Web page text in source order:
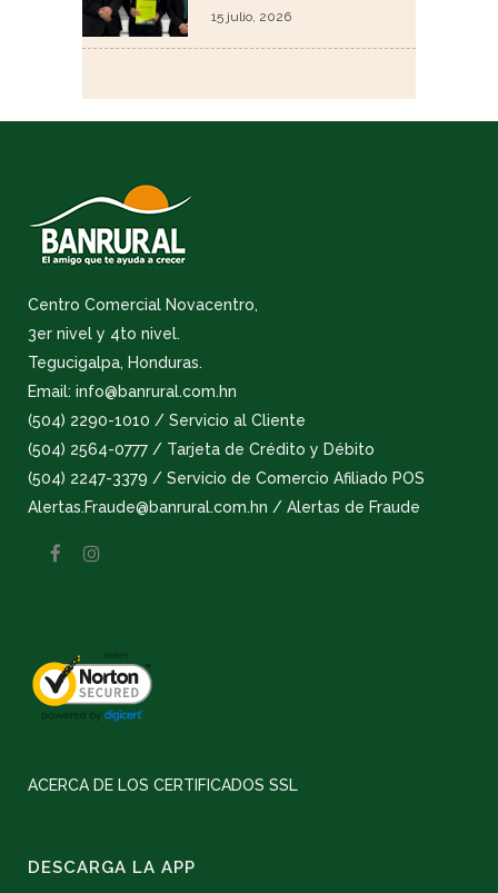
15 julio, 2026
Centro Comercial Novacentro,
3er nivel y 4to nivel.
Tegucigalpa, Honduras.
Email: info@banrural.com.hn
(504) 2290-1010 / Servicio al Cliente
(504) 2564-0777 / Tarjeta de Crédito y Débito
(504) 2247-3379 / Servicio de Comercio Afiliado POS
Alertas.Fraude@banrural.com.hn / Alertas de Fraude
ACERCA DE LOS CERTIFICADOS SSL
DESCARGA LA APP